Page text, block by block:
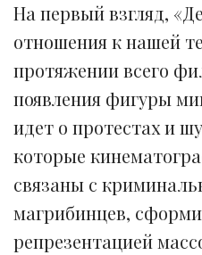
На первый взгляд,
отношения к нашей
протяжении всего
появления фигуры
идет о протестах и
которые
связаны с
магрибинцев,
репрезентацией